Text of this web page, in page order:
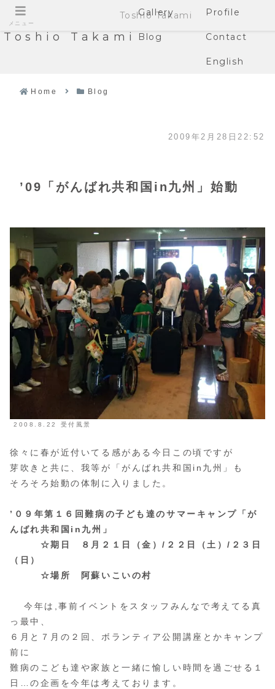
Toshio Takami
Gallery Profile
Blog Contact
English
Home Blog
’09「がんばれ共和国in九州」始動
2009年2月28日22:52
2008.8.22 受付風景
徐々に春が近付いてる感がある今日この頃ですが
芽吹きと共に、我等が「がんばれ共和国in九州」も
そろそろ始動の体制に入りました。
’０９年第１６回難病の子ども達のサマーキャンプ「が
んばれ共和国in九州」
☆期日 ８月２１日（金）/２２日（土）/２３日
（日）
☆場所 阿蘇いこいの村
今年は,事前イベントをスタッフみんなで考えてる真
っ最中、
６月と７月の２回、ボランティア公開講座とかキャンプ
前に
難病のこども達や家族と一緒に愉しい時間を過ごせる１
日…の企画を今年は考えております。
メニュー
Toshio Takami